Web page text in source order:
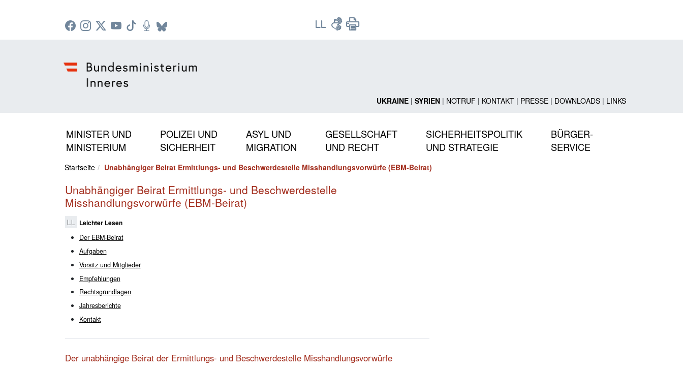
UKRAINE| SYRIEN| NOTRUF| KONTAKT| PRESSE| DOWNLOADS| LINKS
MINISTER UND
MINISTERIUM
POLIZEI UND
SICHERHEIT
ASYL UND
MIGRATION
GESELLSCHAFT
UND RECHT
SICHERHEITSPOLITIK
UND STRATEGIE
BÜRGER-
SERVICE
Startseite Unabhängiger Beirat Ermittlungs- und Beschwerdestelle Misshandlungsvorwürfe (EBM-Beirat)
Unabhängiger Beirat Ermittlungs- und Beschwerdestelle
Misshandlungsvorwürfe (EBM-Beirat)
Leichter Lesen
Der EBM-Beirat
Aufgaben
Vorsitz und Mitglieder
Empfehlungen
Rechtsgrundlagen
Jahresberichte
Kontakt
Der unabhängige Beirat der Ermittlungs- und Beschwerdestelle Misshandlungsvorwürfe